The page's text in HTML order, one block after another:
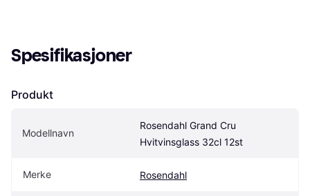
Spesifikasjoner
Produkt
Modellnavn
Rosendahl Grand Cru
Hvitvinsglass 32cl 12st
Merke Rosendahl